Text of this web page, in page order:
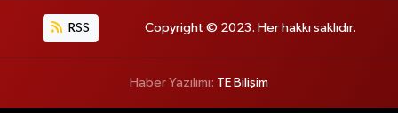
RSS Copyright © 2023. Her hakkı saklıdır.
Haber Yazılımı: TE Bilişim